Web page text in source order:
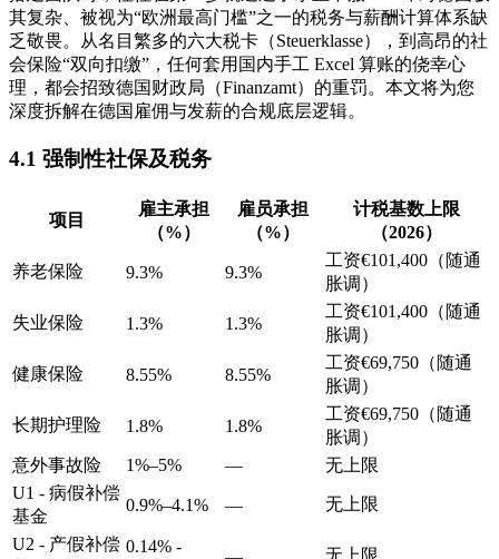
其复杂、被视为“欧洲最高门槛”之一的税务与薪酬计算体系缺
乏敬畏。从名目繁多的六大税卡（Steuerklasse），到高昂的社
会保险“双向扣缴”，任何套用国内手工 Excel 算账的侥幸心
理，都会招致德国财政局（Finanzamt）的重罚。本文将为您
深度拆解在德国雇佣与发薪的合规底层逻辑。
4.1 强制性社保及税务
项目
雇主承担
（%）
雇员承担
（%）
计税基数上限
（2026）
养老保险 9.3% 9.3%
工资€101,400（随通
胀调）
失业保险 1.3% 1.3%
工资€101,400（随通
胀调）
健康保险 8.55% 8.55%
工资€69,750（随通
胀调）
长期护理险 1.8% 1.8%
工资€69,750（随通
胀调）
意外事故险
1%–5% —
无上限
U1 - 病假补偿
基金
0.9%–4.1% — 无上限
U2 - 产假补偿 0.14% -
无上限